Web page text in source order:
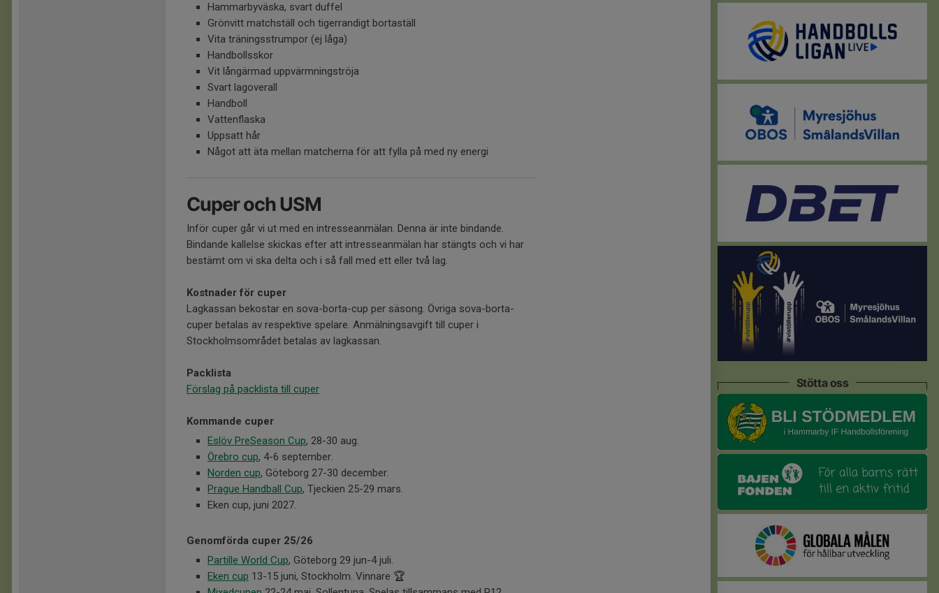
Hammarbyväska, svart duffel
Grönvitt matchställ och tigerrandigt bortaställ
Vita träningsstrumpor (ej låga)
Handbollsskor
Vit långärmad uppvärmningströja
Svart lagoverall
Handboll
Vattenflaska
Uppsatt hår
Något att äta mellan matcherna för att fylla på med ny energi
Cuper och USM
Inför cuper går vi ut med en intresseanmälan. Denna är inte bindande.
Bindande kallelse skickas efter att intresseanmälan har stängts och vi har
bestämt om vi ska delta och i så fall med ett eller två lag.
Kostnader för cuper
Lagkassan bekostar en sova-borta-cup per säsong. Övriga sova-borta-
cuper betalas av respektive spelare. Anmälningsavgift till cuper i
Stockholmsområdet betalas av lagkassan.
Packlista
Förslag på packlista till cuper
Kommande cuper
Eslöv PreSeason Cup, 28-30 aug.
Örebro cup, 4-6 september.
Norden cup, Göteborg 27-30 december.
Prague Handball Cup, Tjeckien 25-29 mars.
Eken cup, juni 2027.
Genomförda cuper 25/26
Partille World Cup, Göteborg 29 jun-4 juli.
Eken cup 13-15 juni, Stockholm. Vinnare 🏆
Stötta oss